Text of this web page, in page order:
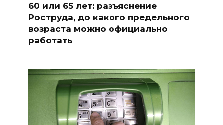
60 или 65 лет: разъяснение
Роструда, до какого предельного
возраста можно официально
работать